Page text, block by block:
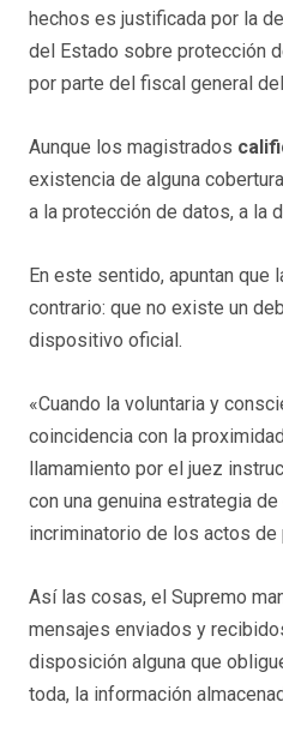
hechos es justificada por la
del Estado sobre protección
por parte del fiscal general
Aunque los magistrados
existencia de alguna
a la protección de datos, a la
En este sentido, apuntan
contrario: que no existe un
dispositivo oficial.
«Cuando la voluntaria y
coincidencia con la
llamamiento por el juez
con una genuina estrategia
incriminatorio de los actos
Así las cosas, el Supremo
mensajes enviados y
disposición alguna que
toda, la información